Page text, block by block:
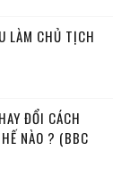
LÀM CHỦ TỊCH
ĐỔI CÁCH
NÀO ? (BBC